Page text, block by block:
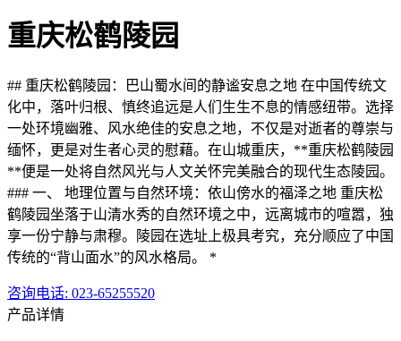
重庆松鹤陵园
## 重庆松鹤陵园：巴山蜀水间的静谧安息之地 在中国传统文
化中，落叶归根、慎终追远是人们生生不息的情感纽带。选择
一处环境幽雅、风水绝佳的安息之地，不仅是对逝者的尊崇与
缅怀，更是对生者心灵的慰藉。在山城重庆，**重庆松鹤陵园
**便是一处将自然风光与人文关怀完美融合的现代生态陵园。
### 一、 地理位置与自然环境：依山傍水的福泽之地 重庆松
鹤陵园坐落于山清水秀的自然环境之中，远离城市的喧嚣，独
享一份宁静与肃穆。陵园在选址上极具考究，充分顺应了中国
传统的“背山面水”的风水格局。 *
咨询电话: 023-65255520
产品详情